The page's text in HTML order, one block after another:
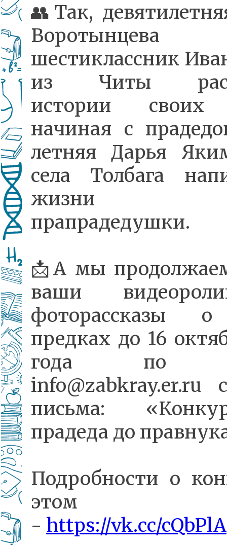
👥Так,
шестиклассник
из Читы
истории своих
начиная с
летняя Дарья
села Толбага
жизни
прапрадедушки.
📩А мы
ваши
фоторассказы
предках до 16
года по
info@zabkray.er.ru
письма:
прадеда до
Подробности о
этом
- https://vk.cc/cQbPlA